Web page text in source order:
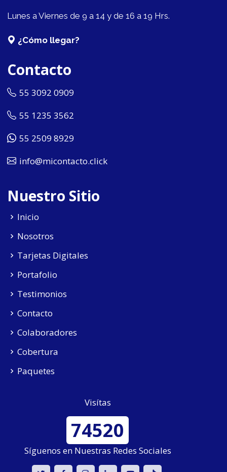
Lunes a Viernes de 9 a 14 y de 16 a 19 Hrs.
¿Cómo llegar?
Contacto
55 3092 0909
55 1235 3562
55 2509 8929
info@micontacto.click
Nuestro Sitio
Inicio
Nosotros
Tarjetas Digitales
Portafolio
Testimonios
Contacto
Colaboradores
Cobertura
Paquetes
Visítas
74520
Síguenos en Nuestras Redes Sociales